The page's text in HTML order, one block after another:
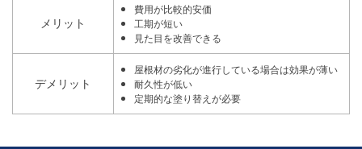
メリット
費用が比較的安価
工期が短い
見た目を改善できる
デメリット
屋根材の劣化が進行している場合は効果が薄い
耐久性が低い
定期的な塗り替えが必要